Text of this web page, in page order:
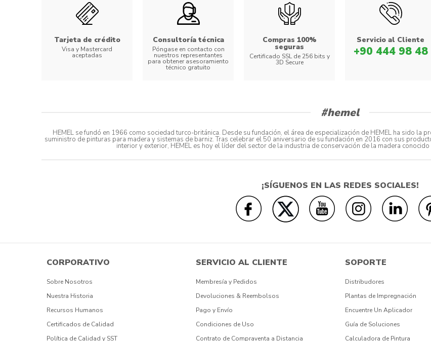
Tarjeta de crédito
Visa y Mastercard
aceptadas
Consultoría técnica
Póngase en contacto con
nuestros representantes
para obtener asesoramiento
técnico gratuito
Compras 100%
seguras
Certificado SSL de 256 bits y
3D Secure
Servicio al Cliente
+90 444 98 48
#hemel
HEMEL se fundó en 1966 como sociedad turco-británica. Desde su fundación, el área de especialización de HEMEL ha sido
suministro de pinturas para madera y sistemas de barniz. Tras celebrar el 50 aniversario de su fundación en 2016 con sus
interior y exterior, HEMEL es hoy el líder del sector de la industria de conservación de la madera
¡SÍGUENOS EN LAS REDES SOCIALES!
CORPORATIVO
Sobre Nosotros
Nuestra Historia
Recursos Humanos
Certificados de Calidad
Política de Calidad y SST
SERVICIO AL CLIENTE
Membresía y Pedidos
Devoluciones & Reembolsos
Pago y Envío
Condiciones de Uso
Contrato de Compraventa a Distancia
SOPORTE
Distribudores
Plantas de Impregnación
Encuentre Un Aplicador
Guía de Soluciones
Calculadora de Pintura